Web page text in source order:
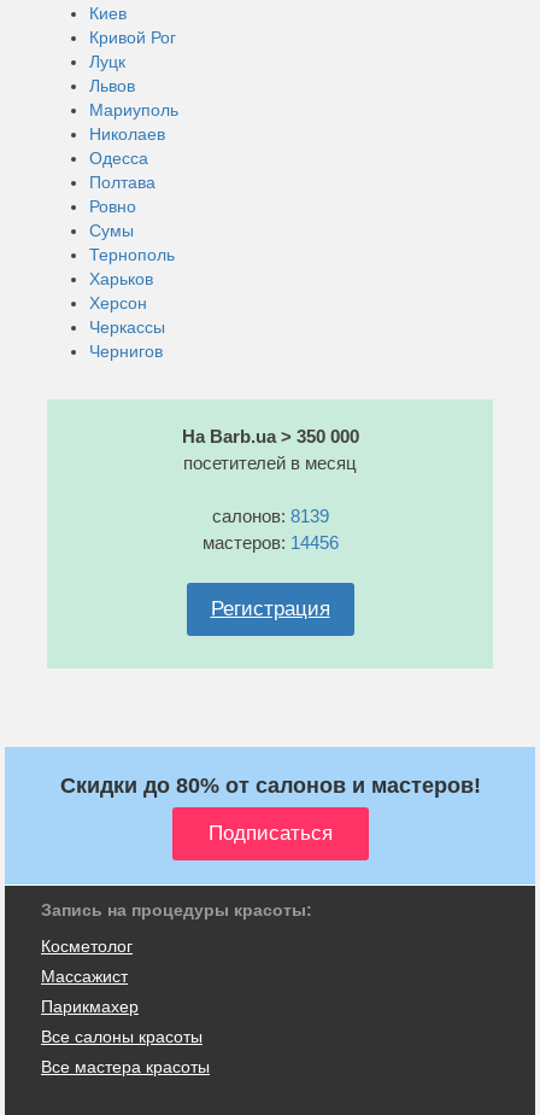
Киев
Кривой Рог
Луцк
Львов
Мариуполь
Николаев
Одесса
Полтава
Ровно
Сумы
Тернополь
Харьков
Херсон
Черкассы
Чернигов
На Barb.ua > 350 000
посетителей в месяц
салонов: 8139
мастеров: 14456
Регистрация
Скидки до 80% от салонов и мастеров!
Запись на процедуры красоты:
Косметолог
Массажист
Парикмахер
Все салоны красоты
Все мастера красоты